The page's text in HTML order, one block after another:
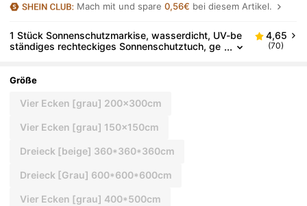
Mach mit und spare0,56€ bei diesem Artikel.
1 Stück Sonnenschutzmarkise, wasserdicht, UV-be
ständiges rechteckiges Sonnenschutztuch, ge
0D dünnem wasserdichtem Oxford-Gewebe
4,65
(70)
Größe
Vier Ecken [grau] 200x300cm
Vier Ecken [grau] 150x150cm
Dreieck [beige] 360*360*360cm
Dreieck [Grau] 600*600*600cm
Vier Ecken [grau] 400*500cm